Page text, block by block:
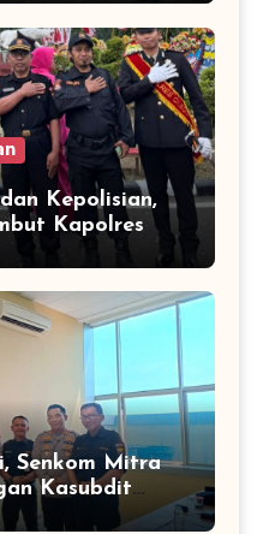
Kepolisian,
Kapolres
Senkom Mitra
Kasubdit
Banten